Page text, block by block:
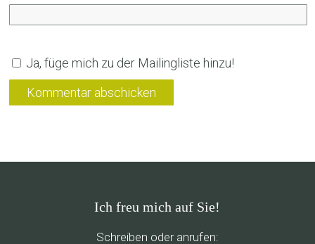
Ja, füge mich zu der Mailingliste hinzu!
Ich freu mich auf Sie!
Schreiben oder anrufen: